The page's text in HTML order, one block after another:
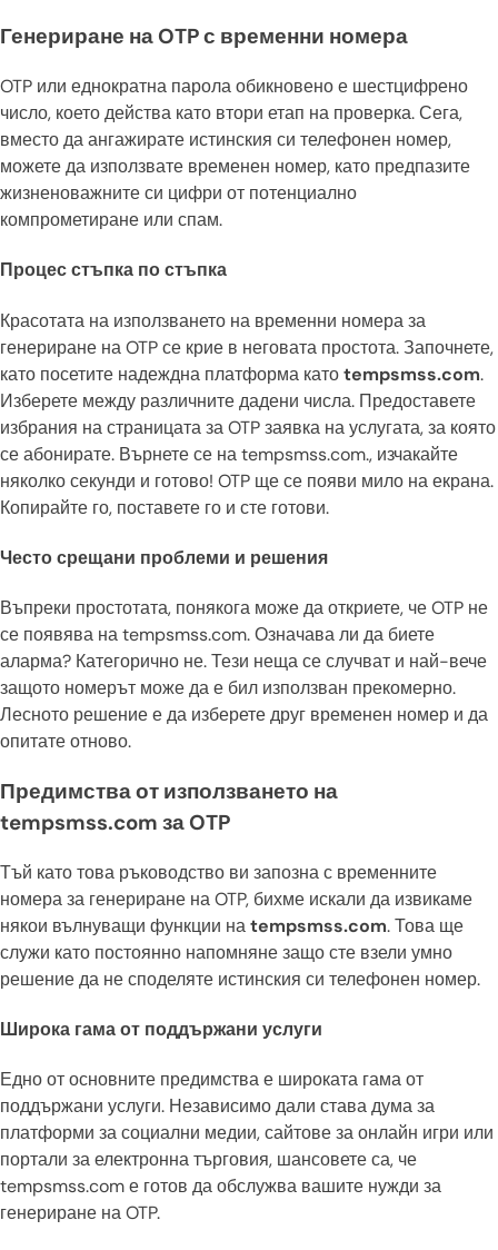
Генериране на OTP с временни номера
OTP или еднократна парола обикновено е шестцифрено
число, което действа като втори етап на проверка. Сега,
вместо да ангажирате истинския си телефонен номер,
можете да използвате временен номер, като предпазите
жизненоважните си цифри от потенциално
компрометиране или спам.
Процес стъпка по стъпка
Красотата на използването на временни номера за
генериране на OTP се крие в неговата простота. Започнете,
като посетите надеждна платформа катоtempsmss.com.
Изберете между различните дадени числа. Предоставете
избрания на страницата за OTP заявка на услугата, за която
се абонирате. Върнете се на tempsmss.com., изчакайте
няколко секунди и готово! OTP ще се появи мило на екрана.
Копирайте го, поставете го и сте готови.
Често срещани проблеми и решения
Въпреки простотата, понякога може да откриете, че OTP не
се появява на tempsmss.com. Означава ли да биете
аларма? Категорично не. Тези неща се случват и най-вече
защото номерът може да е бил използван прекомерно.
Лесното решение е да изберете друг временен номер и да
опитате отново.
Предимства от използването на
tempsmss.com за OTP
Тъй като това ръководство ви запозна с временните
номера за генериране на OTP, бихме искали да извикаме
някои вълнуващи функции наtempsmss.com. Това ще
служи като постоянно напомняне защо сте взели умно
решение да не споделяте истинския си телефонен номер.
Широка гама от поддържани услуги
Едно от основните предимства е широката гама от
поддържани услуги. Независимо дали става дума за
платформи за социални медии, сайтове за онлайн игри или
портали за електронна търговия, шансовете са, че
tempsmss.com е готов да обслужва вашите нужди за
генериране на OTP.